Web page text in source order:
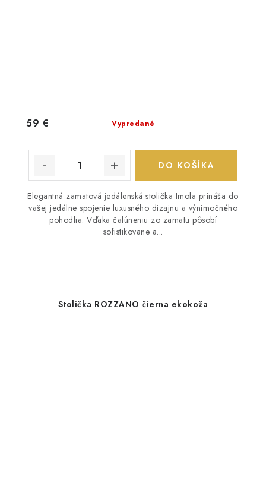
Vypredané
59 €
DO KOŠÍKA
Elegantná zamatová jedálenská stolička Imola prináša do
vašej jedálne spojenie luxusného dizajnu a výnimočného
pohodlia. Vďaka čalúneniu zo zamatu pôsobí
sofistikovane a...
Stolička ROZZANO čierna ekokoža